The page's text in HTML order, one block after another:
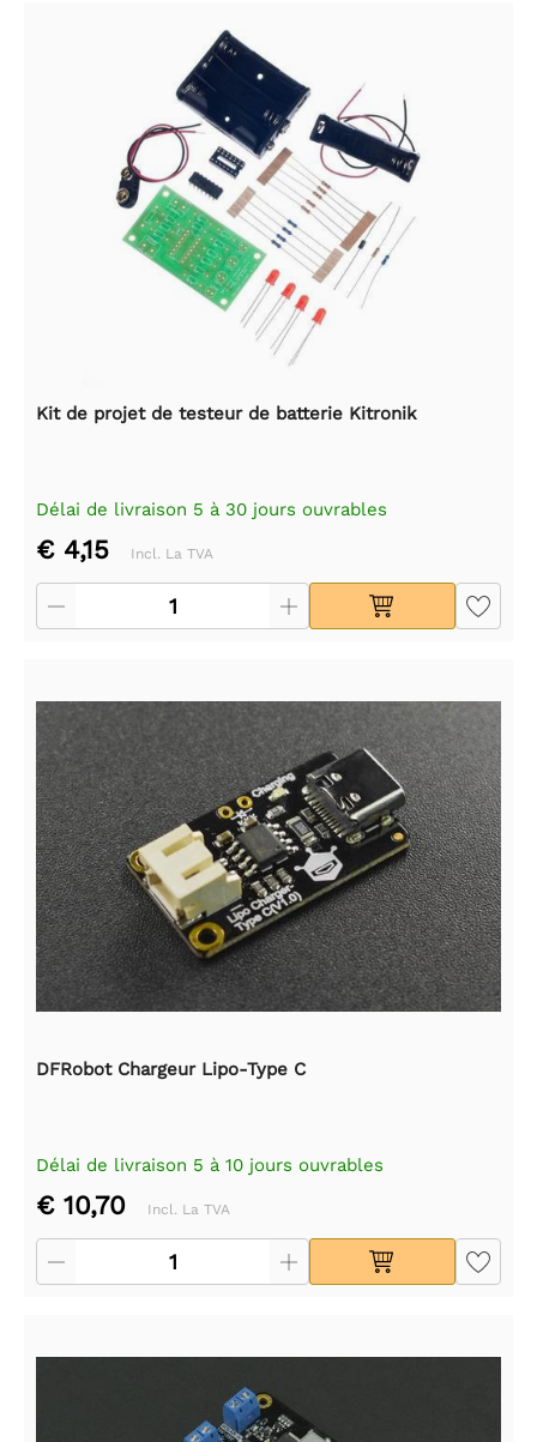
Kit de projet de testeur de batterie Kitronik
Délai de livraison 5 à 30 jours ouvrables
€ 4,15 Incl. La TVA
DFRobot Chargeur Lipo-Type C
Délai de livraison 5 à 10 jours ouvrables
€ 10,70 Incl. La TVA